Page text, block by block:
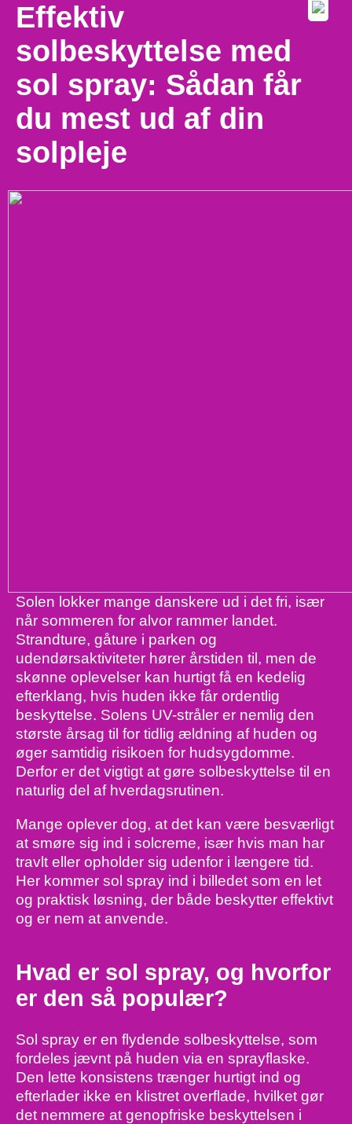
Effektiv
solbeskyttelse med
sol spray: Sådan får
du mest ud af din
solpleje
Solen lokker mange danskere ud i det fri, især
når sommeren for alvor rammer landet.
Strandture, gåture i parken og
udendørsaktiviteter hører årstiden til, men de
skønne oplevelser kan hurtigt få en kedelig
efterklang, hvis huden ikke får ordentlig
beskyttelse. Solens UV-stråler er nemlig den
største årsag til for tidlig ældning af huden og
øger samtidig risikoen for hudsygdomme.
Derfor er det vigtigt at gøre solbeskyttelse til en
naturlig del af hverdagsrutinen.
Mange oplever dog, at det kan være besværligt
at smøre sig ind i solcreme, især hvis man har
travlt eller opholder sig udenfor i længere tid.
Her kommer sol spray ind i billedet som en let
og praktisk løsning, der både beskytter effektivt
og er nem at anvende.
Hvad er sol spray, og hvorfor
er den så populær?
Sol spray er en flydende solbeskyttelse, som
fordeles jævnt på huden via en sprayflaske.
Den lette konsistens trænger hurtigt ind og
efterlader ikke en klistret overflade, hvilket gør
det nemmere at genopfriske beskyttelsen i